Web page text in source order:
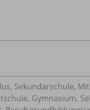
Sekundarschule,
Gymnasium,